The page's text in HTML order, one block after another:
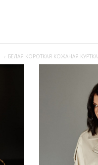
БЕЛАЯ КОРОТКАЯ КОЖАНАЯ КУРТКА